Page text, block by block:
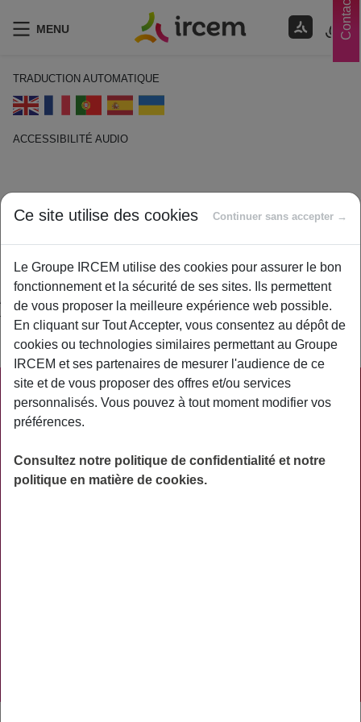
Contacts
MENU
TRADUCTION AUTOMATIQUE
ACCESSIBILITÉ AUDIO
Retraite
1 février 2021
Byircem
Action de se retirer de la vie active, d’abandonner ses
fonctions. Etat de quelqu’un qui a cessé ses activités
professionnelles.
PRATIQUE
ACTUALITÉS
ASSURANCES
PRÉVOYANCE
Ce site utilise des cookies Continuer sans accepter →
Le Groupe IRCEM utilise des cookies pour assurer le bon
fonctionnement et la sécurité de ses sites. Ils permettent
de vous proposer la meilleure expérience web possible.
En cliquant sur Tout Accepter, vous consentez au dépôt de
cookies ou technologies similaires permettant au Groupe
IRCEM et ses partenaires de mesurer l'audience de ce
site et de vous proposer des offres et/ou services
personnalisés. Vous pouvez à tout moment modifier vos
préférences.
Consultez notre politique de confidentialité et notre
politique en matière de cookies.